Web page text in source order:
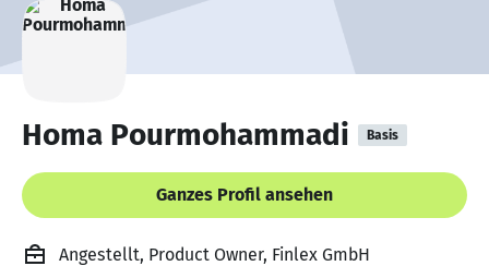
Homa Pourmohammadi Basis
Ganzes Profil ansehen
Angestellt, Product Owner, Finlex GmbH